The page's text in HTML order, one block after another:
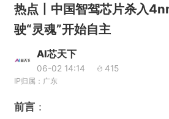
热点丨中国智驾芯片杀入
驶“灵魂”开始自主
AI芯天下
06-02 14:14 415
IP归属：广东
前言：